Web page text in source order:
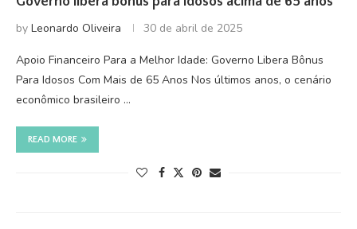
by Leonardo Oliveira 30 de abril de 2025
Apoio Financeiro Para a Melhor Idade: Governo Libera Bônus
Para Idosos Com Mais de 65 Anos Nos últimos anos, o cenário
econômico brasileiro …
READ MORE